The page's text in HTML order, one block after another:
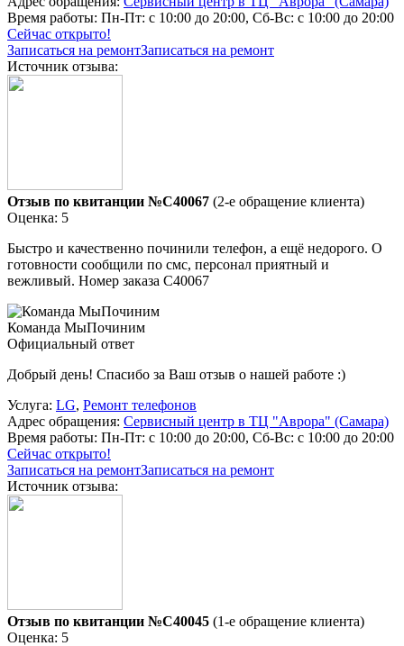
Время работы: Пн-Пт: с 10:00 до 20:00, Сб-Вс: с 10:00 до 20:00
Сейчас открыто!
Записаться на ремонтЗаписаться на ремонт
Источник отзыва:
Отзыв по квитанции №C40067 (2-е обращение клиента)
Оценка: 5
Быстро и качественно починили телефон, а ещё недорого. О
готовности сообщили по смс, персонал приятный и
вежливый. Номер заказа С40067
Команда МыПочиним
Официальный ответ
Добрый день! Спасибо за Ваш отзыв о нашей работе :)
Услуга: LG, Ремонт телефонов
Адрес обращения: Сервисный центр в ТЦ "Аврора" (Самара)
Время работы: Пн-Пт: с 10:00 до 20:00, Сб-Вс: с 10:00 до 20:00
Сейчас открыто!
Записаться на ремонтЗаписаться на ремонт
Источник отзыва:
Отзыв по квитанции №C40045 (1-е обращение клиента)
Оценка: 5